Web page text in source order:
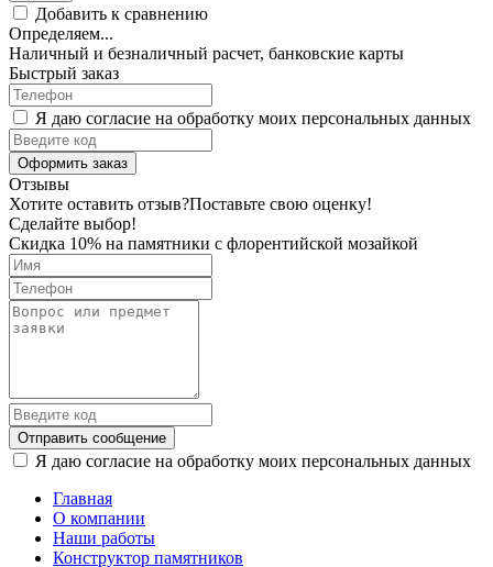
Добавить к сравнению
Определяем...
Наличный и безналичный расчет, банковские карты
Быстрый заказ
Я даю согласие на обработку моих персональных данных
Оформить заказ
Отзывы
Хотите оставить отзыв?Поставьте свою оценку!
Сделайте выбор!
Скидка 10% на памятники с флорентийской мозайкой
Отправить сообщение
Я даю согласие на обработку моих персональных данных
Главная
О компании
Наши работы
Конструктор памятников